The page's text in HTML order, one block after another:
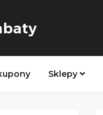
Sklepy